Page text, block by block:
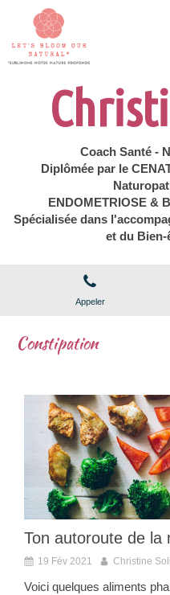
Coach Santé -
Diplômée par le
ENDOMETRIOSE &
Spécialisée dans
et du
Appeler
Constipation
Ton autoroute de la
19 Fév 2021 Christine
Voici quelques aliments